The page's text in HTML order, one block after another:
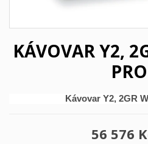
KÁVOVAR Y2,
Kávovar Y2, 2GR
56 576